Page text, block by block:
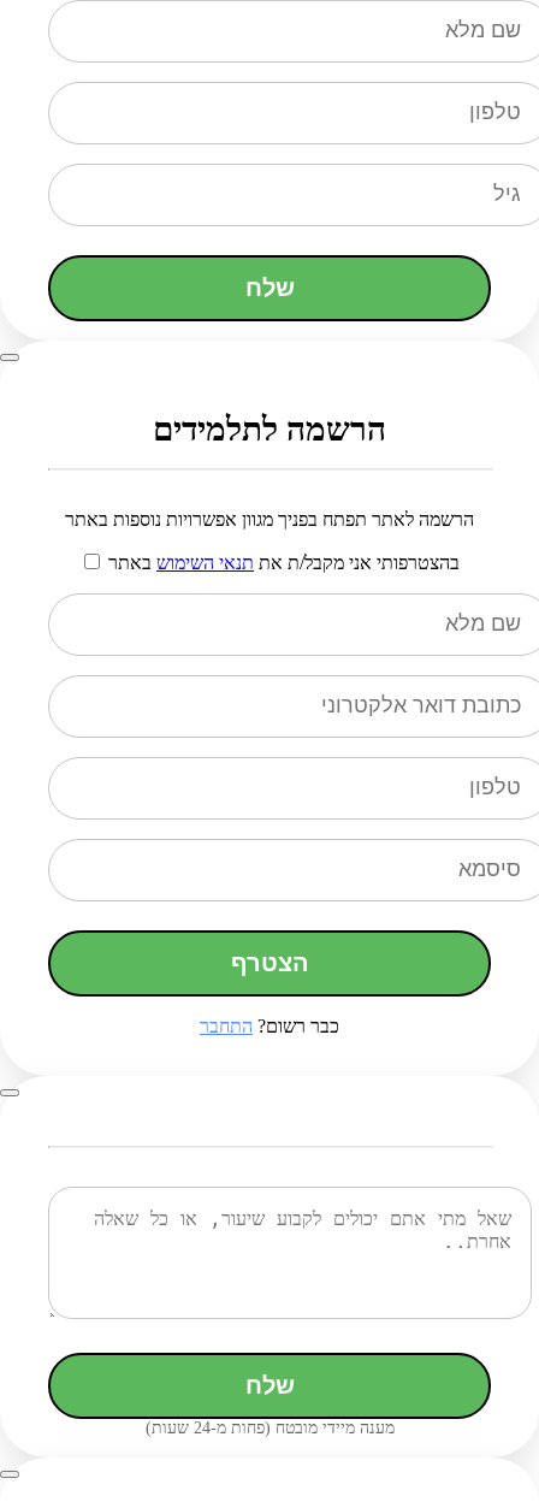
שלח
הרשמה לתלמידים
הרשמה לאתר תפתח בפניך מגוון אפשרויות נוספות באתר
בהצטרפותי אני מקבל/ת את תנאי השימוש באתר
הצטרף
כבר רשום? התחבר
שלח
מענה מיידי מובטח (פחות מ-24 שעות)